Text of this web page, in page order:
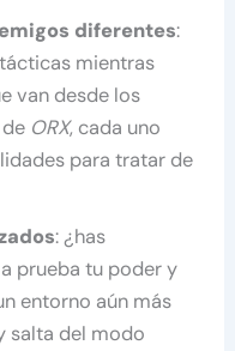
diferentes:
mientras
van desde los
ORX, cada uno
para tratar de
: ¿has
prueba tu poder y
entorno aún más
salta del modo